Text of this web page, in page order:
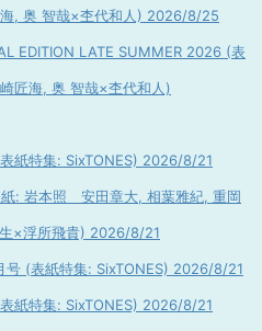
, 奥 智哉×杢代和人) 2026/8/25
EDITION LATE SUMMER 2026 (表
匠海, 奥 智哉×杢代和人)
紙特集: SixTONES) 2026/8/21
: 岩本照 安田章大, 相葉雅紀, 重岡
×浮所飛貴) 2026/8/21
(表紙特集: SixTONES) 2026/8/21
紙特集: SixTONES) 2026/8/21